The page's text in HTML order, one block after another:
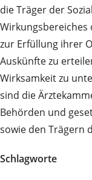
die Träger der
Wirkungsbereiches
zur Erfüllung ihrer
Auskünfte zu
Wirksamkeit zu
sind die
Behörden und
sowie den Trägern
Schlagworte